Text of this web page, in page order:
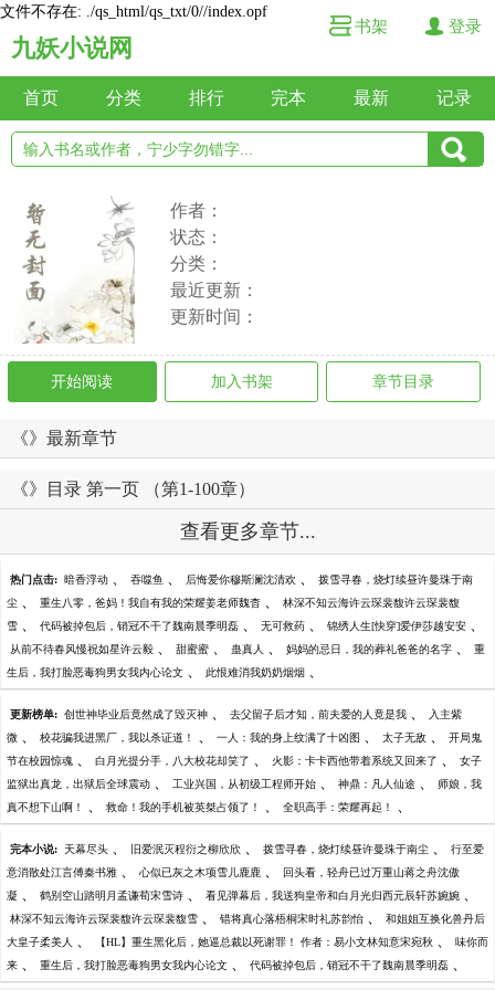
文件不存在: ./qs_html/qs_txt/0//index.opf
九妖小说网
书架 登录
首页 分类 排行 完本 最新 记录
作者：
状态：
分类：
最近更新：
更新时间：
开始阅读 加入书架 章节目录
《》最新章节
《》目录 第一页 （第1-100章）
查看更多章节...
热门点击: 暗香浮动 、 吞噬鱼 、 后悔爱你穆斯澜沈清欢 、 拨雪寻春，烧灯续昼许曼珠于南
尘 、 重生八零，爸妈！我自有我的荣耀姜老师魏杳 、 林深不知云海许云琛裴馥许云琛裴馥
雪 、 代码被掉包后，销冠不干了魏南晨季明磊 、 无可救药 、 锦绣人生[快穿]爱伊莎越安安 、
从前不待春风慢祝如星许云毅 、 甜蜜蜜 、 蛊真人 、 妈妈的忌日，我的葬礼爸爸的名字 、 重
生后，我打脸恶毒狗男女我内心论文 、 此恨难消我奶奶烟烟 、
更新榜单: 创世神毕业后竟然成了毁灭神 、 去父留子后才知，前夫爱的人竟是我 、 入主紫
微 、 校花骗我进黑厂，我以杀证道！ 、 一人：我的身上纹满了十凶图 、 太子无敌 、 开局鬼
节在校园惊魂 、 白月光提分手，八大校花却笑了 、 火影：卡卡西他带着系统又回来了 、 女子
监狱出真龙，出狱后全球震动 、 工业兴国，从初级工程师开始 、 神鼎：凡人仙途 、 师娘，我
真不想下山啊！ 、 救命！我的手机被英桀占领了！ 、 全职高手：荣耀再起！ 、
完本小说: 天幕尽头 、 旧爱泯灭程衍之柳欣欣 、 拨雪寻春，烧灯续昼许曼珠于南尘 、 行至爱
意消散处江言傅秦书雅 、 心似已灰之木项雪儿鹿鹿 、 回头看，轻舟已过万重山蒋之舟沈傲
凝 、 鹤别空山踏明月孟谦荀宋雪诗 、 看见弹幕后，我送狗皇帝和白月光归西元辰轩苏婉婉 、
林深不知云海许云琛裴馥许云琛裴馥雪 、 错将真心落梧桐宋时礼苏韵怡 、 和姐姐互换化兽丹后
大皇子柔美人 、 【HL】重生黑化后，她逼总裁以死谢罪！ 作者：易小文林知意宋宛秋 、 味你而
来 、 重生后，我打脸恶毒狗男女我内心论文 、 代码被掉包后，销冠不干了魏南晨季明磊 、